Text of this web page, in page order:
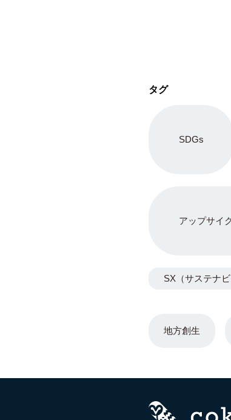
タグ
SDGs
アップサイ
地方創生
SX（サステナ